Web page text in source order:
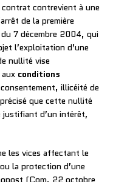
contrevient à une
de la première
7 décembre 2004, qui
l’exploitation d’une
nullité vise
conditions
illicéité de
que cette nullité
d’un intérêt,
les vices affectant le
la protection d’une
(Com. 22 octobre